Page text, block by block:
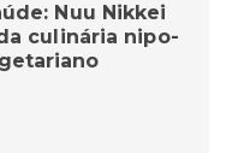
Nuu Nikkei
culinária nipo-